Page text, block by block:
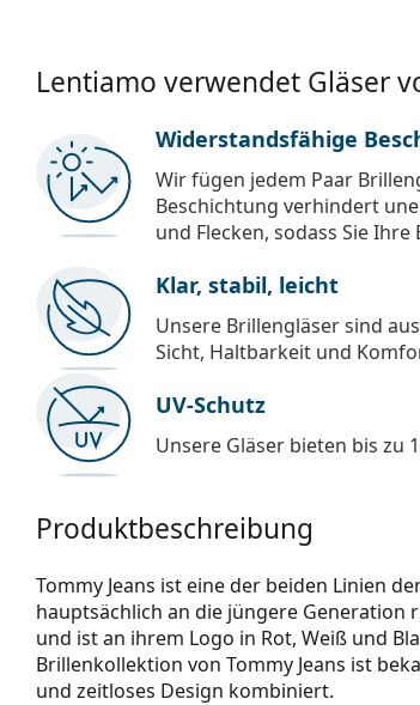
Lentiamo verwendet Gläser
Widerstandsfähige
Wir fügen jedem Paar
Beschichtung verhindert
und Flecken, sodass Sie
Klar, stabil, leicht
Unsere Brillengläser sind
Sicht, Haltbarkeit und
UV-Schutz
Unsere Gläser bieten bis zu
Produktbeschreibung
Tommy Jeans ist eine der beiden Linien
hauptsächlich an die jüngere Generation
und ist an ihrem Logo in Rot, Weiß und
Brillenkollektion von Tommy Jeans ist
und zeitloses Design kombiniert.